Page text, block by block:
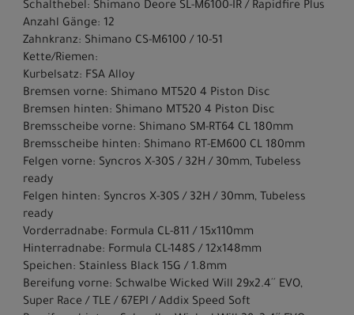
Schalthebel: Shimano Deore SL-M6100-IR / Rapidfire Plus
Anzahl Gänge: 12
Zahnkranz: Shimano CS-M6100 / 10-51
Kette/Riemen:
Kurbelsatz: FSA Alloy
Bremsen vorne: Shimano MT520 4 Piston Disc
Bremsen hinten: Shimano MT520 4 Piston Disc
Bremsscheibe vorne: Shimano SM-RT64 CL 180mm
Bremsscheibe hinten: Shimano RT-EM600 CL 180mm
Felgen vorne: Syncros X-30S / 32H / 30mm, Tubeless
ready
Felgen hinten: Syncros X-30S / 32H / 30mm, Tubeless
ready
Vorderradnabe: Formula CL-811 / 15x110mm
Hinterradnabe: Formula CL-148S / 12x148mm
Speichen: Stainless Black 15G / 1.8mm
Bereifung vorne: Schwalbe Wicked Will 29x2.4´´ EVO,
Super Race / TLE / 67EPI / Addix Speed Soft